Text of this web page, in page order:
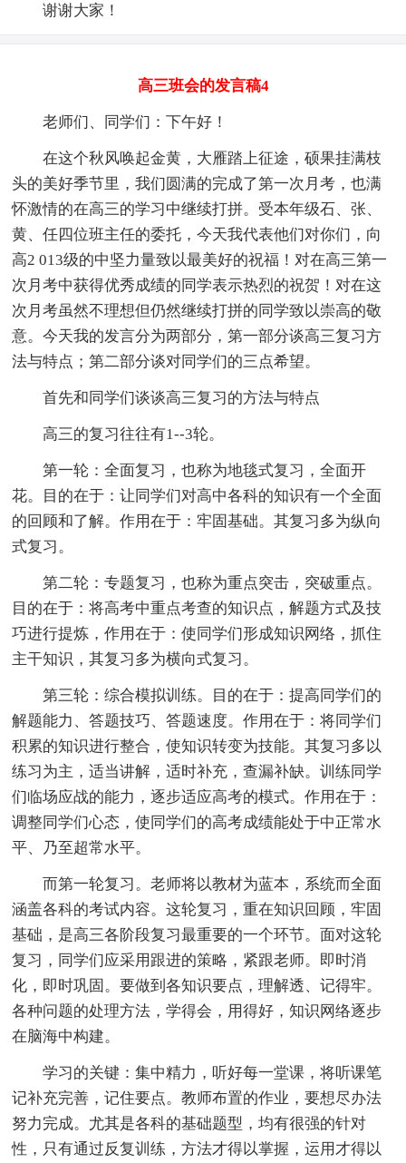
谢谢大家！
高三班会的发言稿4
老师们、同学们：下午好！
在这个秋风唤起金黄，大雁踏上征途，硕果挂满枝
头的美好季节里，我们圆满的完成了第一次月考，也满
怀激情的在高三的学习中继续打拼。受本年级石、张、
黄、任四位班主任的委托，今天我代表他们对你们，向
高2 013级的中坚力量致以最美好的祝福！对在高三第一
次月考中获得优秀成绩的同学表示热烈的祝贺！对在这
次月考虽然不理想但仍然继续打拼的同学致以崇高的敬
意。今天我的发言分为两部分，第一部分谈高三复习方
法与特点；第二部分谈对同学们的三点希望。
首先和同学们谈谈高三复习的方法与特点
高三的复习往往有1--3轮。
第一轮：全面复习，也称为地毯式复习，全面开
花。目的在于：让同学们对高中各科的知识有一个全面
的回顾和了解。作用在于：牢固基础。其复习多为纵向
式复习。
第二轮：专题复习，也称为重点突击，突破重点。
目的在于：将高考中重点考查的知识点，解题方式及技
巧进行提炼，作用在于：使同学们形成知识网络，抓住
主干知识，其复习多为横向式复习。
第三轮：综合模拟训练。目的在于：提高同学们的
解题能力、答题技巧、答题速度。作用在于：将同学们
积累的知识进行整合，使知识转变为技能。其复习多以
练习为主，适当讲解，适时补充，查漏补缺。训练同学
们临场应战的能力，逐步适应高考的模式。作用在于：
调整同学们心态，使同学们的高考成绩能处于中正常水
平、乃至超常水平。
而第一轮复习。老师将以教材为蓝本，系统而全面
涵盖各科的考试内容。这轮复习，重在知识回顾，牢固
基础，是高三各阶段复习最重要的一个环节。面对这轮
复习，同学们应采用跟进的策略，紧跟老师。即时消
化，即时巩固。要做到各知识要点，理解透、记得牢。
各种问题的处理方法，学得会，用得好，知识网络逐步
在脑海中构建。
学习的关键：集中精力，听好每一堂课，将听课笔
记补充完善，记住要点。教师布置的作业，要想尽办法
努力完成。尤其是各科的基础题型，均有很强的针对
性，只有通过反复训练，方法才得以掌握，运用才得以